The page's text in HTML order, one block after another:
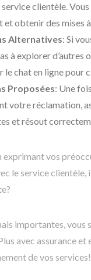
clientèle.
et obtenir des
Alternatives: Si
à explorer
le chat en ligne
Proposées: Une
votre réclamation,
et résout
exprimant vos
le service
importantes,
avec assurance
de vos services!